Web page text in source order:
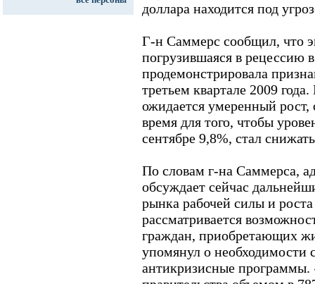
доллара находится под
Г-н Саммерс сообщил, что
погрузившаяся в рецессию
продемонстрировала
третьем квартале 2009
ожидается умеренный рост,
время для того, чтобы
сентябре 9,8%, стал
По словам г-на Саммерса,
обсуждает сейчас
рынка рабочей силы и
рассматривается
граждан, приобретающих
упомянул о необходимости
антикризисные